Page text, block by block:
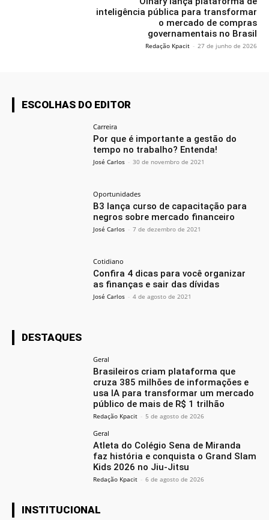
inteligência pública para transformar
o mercado de compras
governamentais no Brasil
Redação Kpacit - 27 de junho de 2026
ESCOLHAS DO EDITOR
Carreira
Por que é importante a gestão do
tempo no trabalho? Entenda!
José Carlos - 30 de novembro de 2021
Oportunidades
B3 lança curso de capacitação para
negros sobre mercado financeiro
José Carlos - 7 de dezembro de 2021
Cotidiano
Confira 4 dicas para você organizar
as finanças e sair das dívidas
José Carlos - 4 de agosto de 2021
DESTAQUES
Geral
Brasileiros criam plataforma que
cruza 385 milhões de informações e
usa IA para transformar um mercado
público de mais de R$ 1 trilhão
Redação Kpacit - 5 de agosto de 2026
Geral
Atleta do Colégio Sena de Miranda
faz história e conquista o Grand Slam
Kids 2026 no Jiu-Jitsu
Redação Kpacit - 6 de agosto de 2026
INSTITUCIONAL